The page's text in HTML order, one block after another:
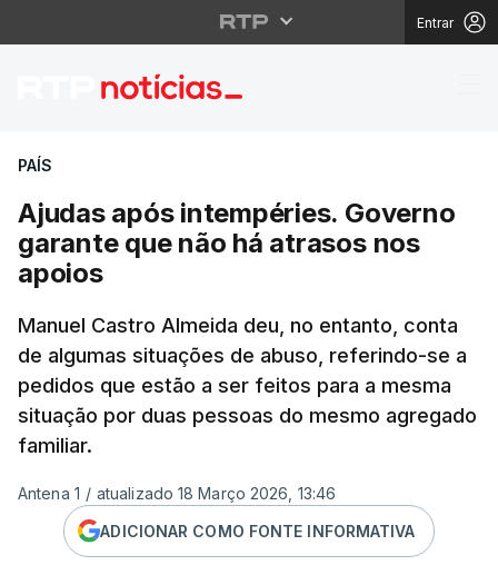
Entrar
Ajudas após
PAÍS
Ajudas após intempéries. Governo
garante que não há atrasos nos
apoios
Manuel Castro Almeida deu, no entanto, conta
de algumas situações de abuso, referindo-se a
pedidos que estão a ser feitos para a mesma
situação por duas pessoas do mesmo agregado
familiar.
Antena 1 / atualizado 18 Março 2026, 13:46
ADICIONAR COMO FONTE INFORMATIVA